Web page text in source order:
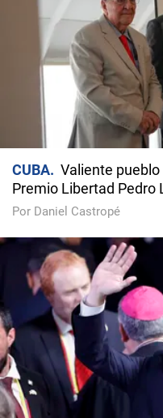
CUBA
Valiente
Premio Libertad Pedro
Por Daniel Castropé